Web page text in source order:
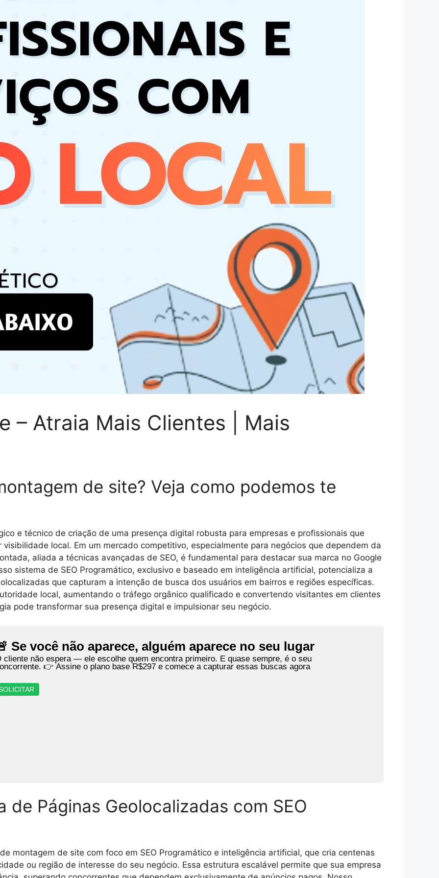
– Atraia Mais Clientes | Mais
de site? Veja como podemos te
e técnico de criação de uma presença digital robusta para empresas e profissionais que
local. Em um mercado competitivo, especialmente para negócios que dependem da
aliada a técnicas avançadas de SEO, é fundamental para destacar sua marca no Google
sistema de SEO Programático, exclusivo e baseado em inteligência artificial, potencializa a
que capturam a intenção de busca dos usuários em bairros e regiões específicas.
local, aumentando o tráfego orgânico qualificado e convertendo visitantes em clientes
pode transformar sua presença digital e impulsionar seu negócio.
Se você não aparece, alguém aparece no seu lugar
cliente não espera — ele escolhe quem encontra primeiro. E quase sempre, é o seu
👉 Assine o plano base R$297 e comece a capturar essas buscas agora
de Páginas Geolocalizadas com SEO
montagem de site com foco em SEO Programático e inteligência artificial, que cria centenas
ou região de interesse do seu negócio. Essa estrutura escalável permite que sua empresa